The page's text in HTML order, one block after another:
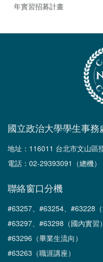
年實習招募計畫
國立政治大學學生事
地址：116011 台北市文山區
電話：02-29393091（總機）
聯絡窗口分機
#63257、#63254、#63228（
#63297、#63298（國內實習）
#63296（畢業生流向）
#63263（職涯講座）